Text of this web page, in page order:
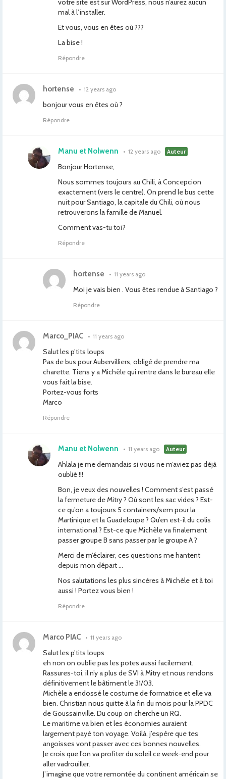
votre site est sur WordPress, nous n’aurez aucun
mal à l’installer.
Et vous, vous en êtes où ???
La bise !
Répondre
hortense • 12 years ago
bonjour vous en êtes où ?
Répondre
Manu et Nolwenn • 12 years ago Auteur
Bonjour Hortense,
Nous sommes toujours au Chili, à Concepcion
exactement (vers le centre). On prend le bus cette
nuit pour Santiago, la capitale du Chili, où nous
retrouverons la famille de Manuel.
Comment vas-tu toi?
Répondre
hortense • 11 years ago
Moi je vais bien . Vous êtes rendue à Santiago ?
Répondre
Marco_PIAC • 11 years ago
Salut les p’tits loups
Pas de bus pour Aubervilliers, obligé de prendre ma
charette. Tiens y a Michèle qui rentre dans le bureau elle
vous fait la bise.
Portez-vous forts
Marco
Répondre
Manu et Nolwenn • 11 years ago Auteur
Ahlala je me demandais si vous ne m’aviez pas déjà
oublié !!!
Bon, je veux des nouvelles ! Comment s’est passé
la fermeture de Mitry ? Où sont les sac vides ? Est-
ce qu’on a toujours 5 containers/sem pour la
Martinique et la Guadeloupe ? Qu’en est-il du colis
international ? Est-ce que Michèle va finalement
passer groupe B sans passer par le groupe A ?
Merci de m’éclairer, ces questions me hantent
depuis mon départ …
Nos salutations les plus sincères à Michèle et à toi
aussi ! Portez vous bien !
Répondre
Marco PIAC • 11 years ago
Salut les p’tits loups
eh non on oublie pas les potes aussi facilement.
Rassures-toi, il n’y a plus de SVI à Mitry et nous rendons
définitivement le bâtiment le 31/03.
Michèle a endossé le costume de formatrice et elle va
bien. Christian nous quitte à la fin du mois pour la PPDC
de Goussainville. Du coup on cherche un RQ.
Le maritime va bien et les économies auraient
largement payé ton voyage. Voilà, j’espère que tes
angoisses vont passer avec ces bonnes nouvelles.
Je crois que l’on va profiter du soleil ce week-end pour
aller vadrouiller.
J’imagine que votre remontée du continent américain se